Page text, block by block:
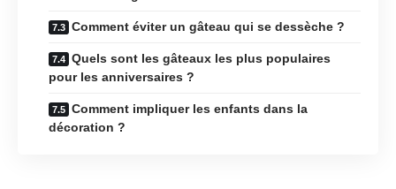
Comment éviter un gâteau qui se dessèche ?
Quels sont les gâteaux les plus populaires
pour les anniversaires ?
Comment impliquer les enfants dans la
décoration ?